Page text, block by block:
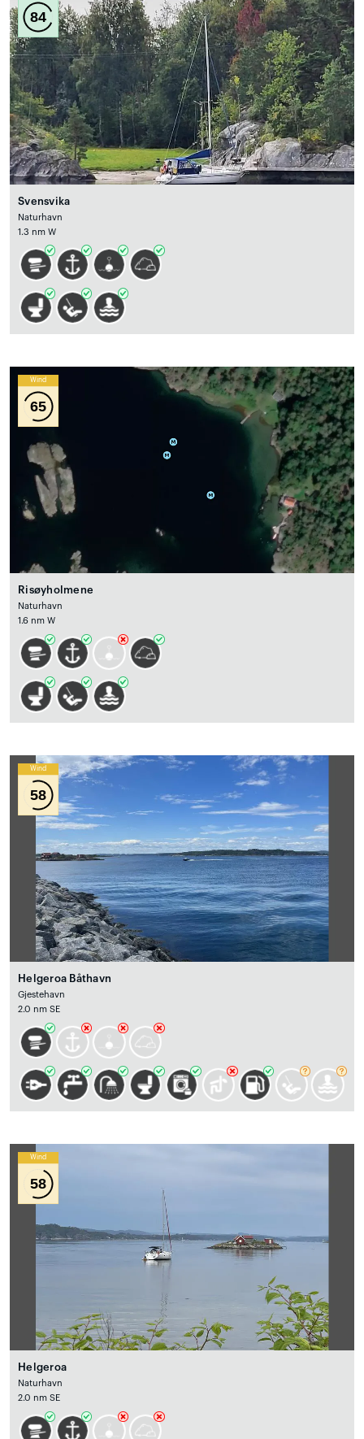
84
Svensvika
Naturhavn
1.3 nm W
Wind
65
Risøyholmene
Naturhavn
1.6 nm W
Wind
58
Helgeroa Båthavn
Gjestehavn
2.0 nm SE
Wind
58
Helgeroa
Naturhavn
2.0 nm SE